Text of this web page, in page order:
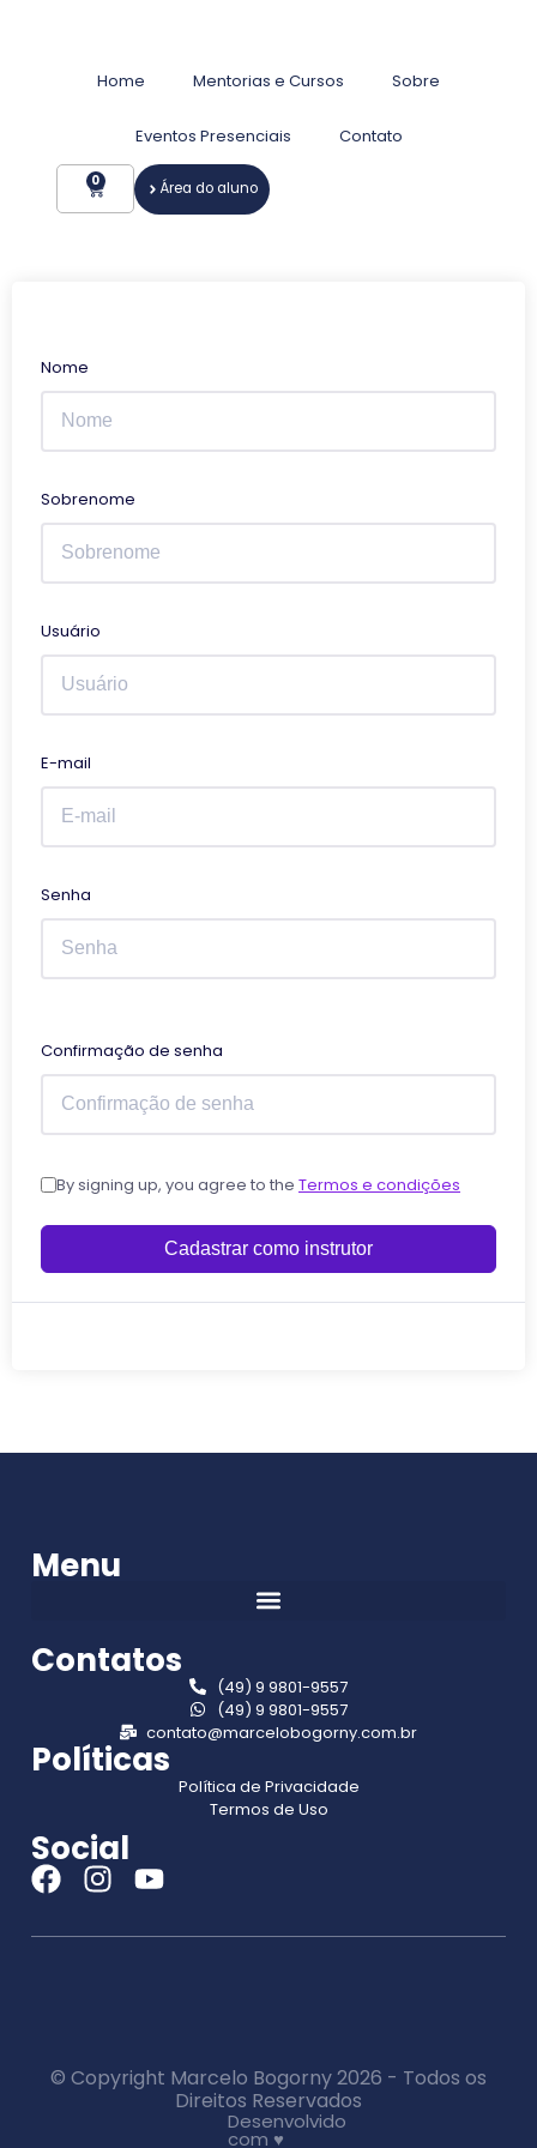
Home Mentorias e Cursos Sobre
Eventos Presenciais Contato
0 Área do aluno
Nome
Sobrenome
Usuário
E-mail
Senha
Confirmação de senha
By signing up, you agree to the Termos e condições
Cadastrar como instrutor
Menu
Contatos
(49) 9 9801-9557
(49) 9 9801-9557
contato@marcelobogorny.com.br
Políticas
Política de Privacidade
Termos de Uso
Social
© Copyright Marcelo Bogorny 2026 - Todos os
Direitos Reservados
Desenvolvido
com ♥